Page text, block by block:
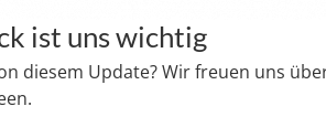
ist uns wichtig
diesem Update? Wir freuen uns